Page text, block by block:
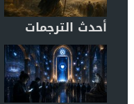
أحدث الترجمات